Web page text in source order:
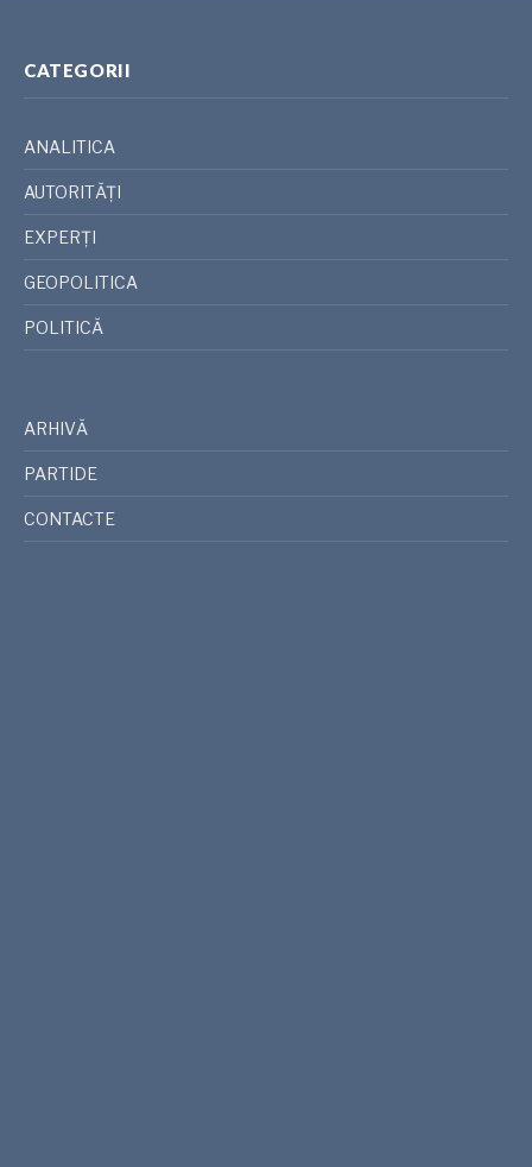
CATEGORII
ANALITICA
AUTORITĂȚI
EXPERȚI
GEOPOLITICA
POLITICĂ
ARHIVĂ
PARTIDE
CONTACTE